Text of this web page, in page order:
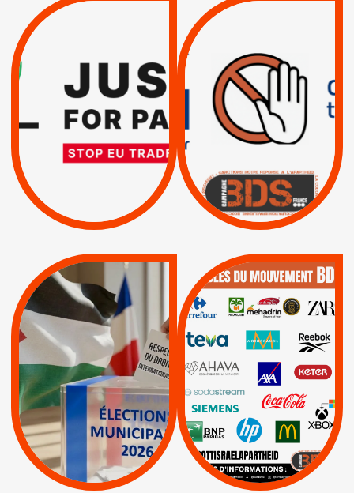
VIOLATIONS DES
SUSPENSION
TOTALE DE
L’ACCORD
D’ASSOCIATION UE-
ISRAËL
| Actus Pétitions
RESPECT DU DROIT
INTERNATIONAL ?
TRUMP, MACRON :
MÊME COMBAT
| Actus |
| Boycott militaire |
Lettres d'interpellation
MUNICIPALES 2026 :
JE VOTE POUR LE
RESPECT DU DROIT
INTERNATIONAL EN
PALESTINE
APPELS | Actus |
Espaces Sans
Apartheid
| Lettres d'interpellation
Pétitions
QUE BOYCOTTER ?
BOYCOTT /
AXA BNP | CAF |
Carrefour | HP |
Keter |
Livres et brochures |
Mehadrin | PUMA
Sodastream |
Visuels, tracts,
affiches,...